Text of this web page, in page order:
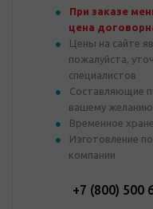
При заказе
цена
Цены на сайте
пожалуйста,
специалистов
Составляющие
вашему желанию
Временное
Изготовление
компании
+7 (800) 500